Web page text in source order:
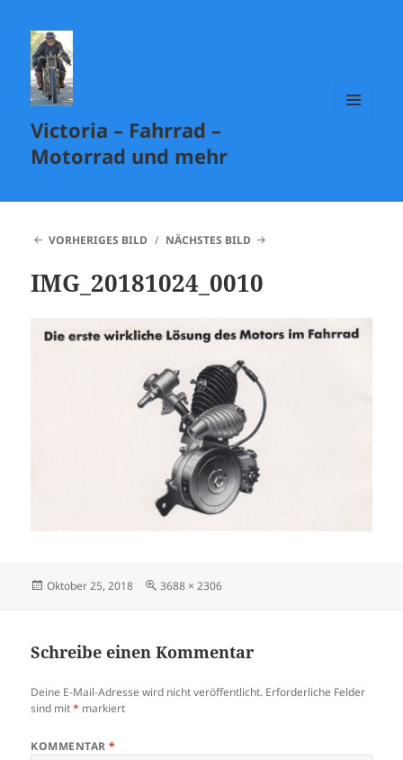
Victoria – Fahrrad –
Motorrad und mehr
VORHERIGES BILD NÄCHSTES BILD
IMG_20181024_0010
Veröffentlicht
Oktober 25, 2018 Originalgröße
3688 × 2306
Schreibe einen Kommentar
Deine E-Mail-Adresse wird nicht veröffentlicht. Erforderliche Felder
sind mit* markiert
KOMMENTAR*